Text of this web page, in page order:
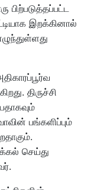
இறக்கினால்
திருச்சி
பங்களிப்பும்
செய்து